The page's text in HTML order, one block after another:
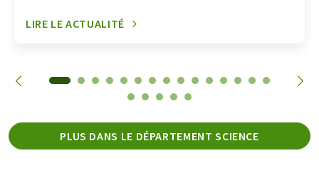
LIRE LE ACTUALITÉ
PLUS DANS LE DÉPARTEMENT SCIENCE